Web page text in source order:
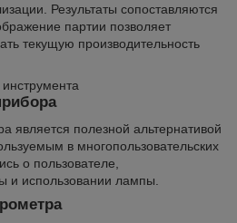
Результаты сопоставляются
партии позволяет
текущую производительность
является полезной альтернативой
в многопользовательских
о пользователе,
и использовании лампы.